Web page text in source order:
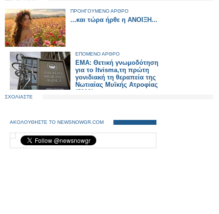
ΠΡΟΗΓΟΥΜΕΝΟ ΑΡΘΡΟ
...και τώρα ήρθε η ΑΝΟΙΞΗ...
ΕΠΟΜΕΝΟ ΑΡΘΡΟ
EMA: Θετική γνωμοδότηση
για το Itvisma,τη πρώτη
γονιδιακή τη θεραπεία της
Νωτιαίας Μυϊκής Ατροφίας
(SMA)
ΣΧΟΛΙΑΣΤΕ
ΑΚΟΛΟΥΘΗΣΤΕ ΤΟ NEWSNOWGR.COM